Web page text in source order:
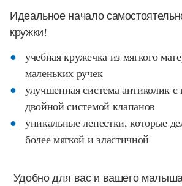
Идеальное начало
кружки!
учебная кружечка из мягкого
маленьких ручек
улучшенная система антиколик
двойной системой клапанов
уникальные лепестки, которые
более мягкой и эластичной
Удобно для вас и вашего